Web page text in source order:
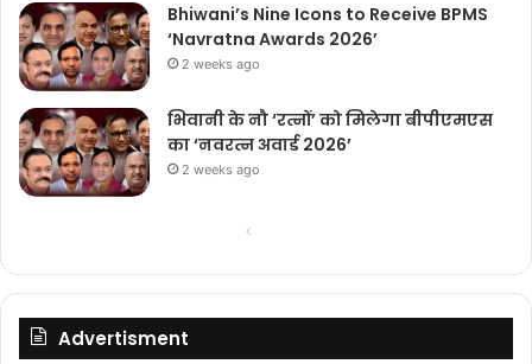
Bhiwani’s Nine Icons to Receive BPMS
‘Navratna Awards 2026’
2 weeks ago
भिवानी के नौ ‘रत्नों’ को मिलेगा बीपीएमएस
का ‘नवरत्न अवार्ड 2026’
2 weeks ago
Previous
Advertisment